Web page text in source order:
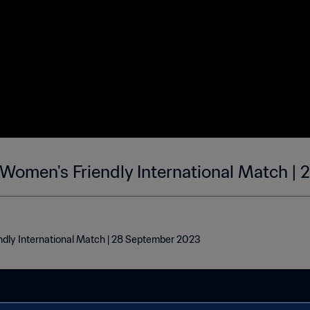
Women's Friendly International Match |
International Match | 28 September 2023